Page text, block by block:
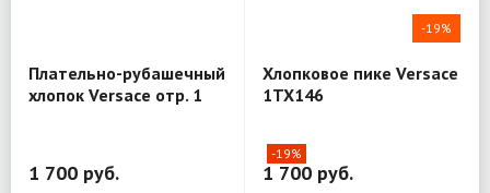
Плательно-рубашечный
хлопок Versace отр. 1
1 700 руб.
-19%
Хлопковое пике Versace
1TX146
-19%
1 700 руб.